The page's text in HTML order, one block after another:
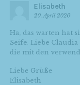
Elisabeth
20. April 2020
Ha, das warten hat
Seife. Liebe
die mit den
Liebe Grüße
Elisabeth